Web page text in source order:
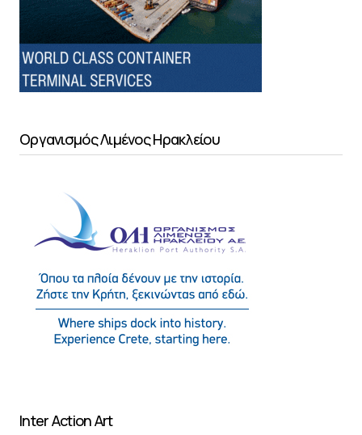
Οργανισμός Λιμένος Ηρακλείου
Inter Action Art